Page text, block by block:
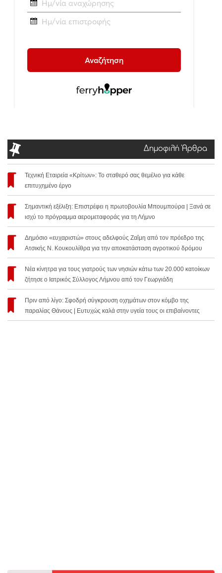
Δημοφιλή Άρθρα
Τεχνική Εταιρεία «Κρίτων»: Το σταθερό σας θεμέλιο για κάθε
επιτυχημένο έργο
Σημαντική εξέλιξη: Επιστρέφει η πρωτοβουλία Μπουμπούρα | Ξανά σε
ισχύ το πρόγραμμα αερομεταφοράς για τη Λήμνο
Δημόσιο «ευχαριστώ» στους αδελφούς Ζαΐμη από τον πρόεδρο της
Ατσικής Ν. Κουκουλίθρα για την αποκατάσταση αγροτικού δρόμου
Νέα κίνητρα για τους γιατρούς των νησιών κάτω των 20.000 κατοίκων
ζήτησε ο Ιατρικός Σύλλογος Λήμνου από τον Γεωργιάδη
Πριν από λίγο: Σφοδρή σύγκρουση οχημάτων στον κόμβο της
παραλίας Θάνους | Ευτυχώς καλά στην υγεία τους οι επιβαίνοντες